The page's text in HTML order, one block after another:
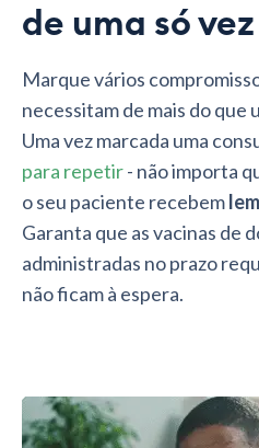
de uma só vez
Marque vários
necessitam de mais do que
Uma vez marcada uma
para repetir- não importa
o seu paciente recebem
Garanta que as vacinas de
administradas no prazo
não ficam à espera.